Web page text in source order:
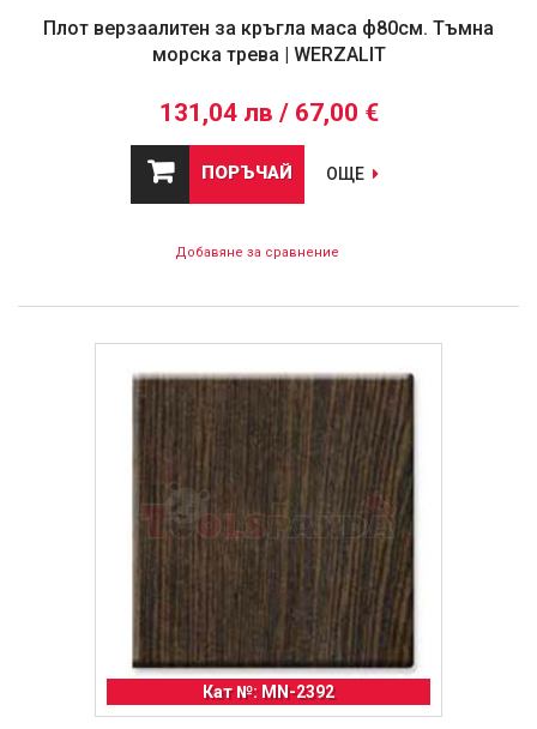
Плот верзаалитен за кръгла маса ф80см. Тъмна
морска трева | WERZALIT
131,04 лв / 67,00 €
ПОРЪЧАЙ ОЩЕ
Добавяне за сравнение
Кат №: MN-2392